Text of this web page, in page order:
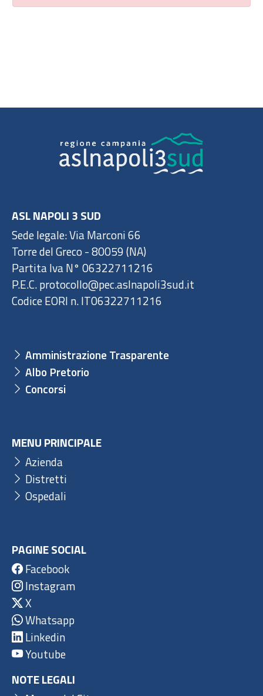
ASL NAPOLI 3 SUD
Sede legale: Via Marconi 66
Torre del Greco - 80059 (NA)
Partita Iva N° 06322711216
P.E.C. protocollo@pec.aslnapoli3sud.it
Codice EORI n. IT06322711216
Amministrazione Trasparente
Albo Pretorio
Concorsi
MENU PRINCIPALE
Azienda
Distretti
Ospedali
PAGINE SOCIAL
Facebook
Instagram
X
Whatsapp
Linkedin
Youtube
NOTE LEGALI